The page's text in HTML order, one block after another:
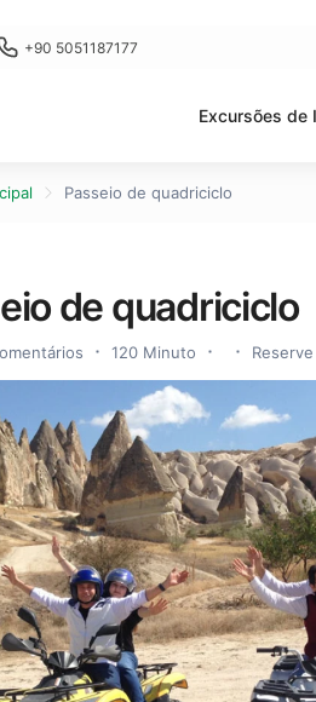
+90 5051187177
Excursões de
Passeio de quadriciclo
de quadriciclo
120 Minuto